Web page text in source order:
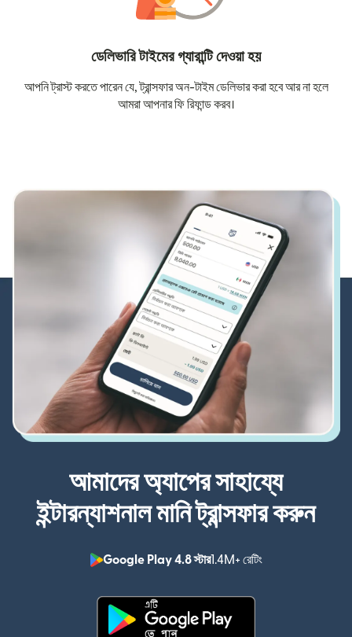
ডেলিভারি টাইমের গ্যারান্টি দেওয়া হয়
আপনি ট্রাস্ট করতে পারেন যে, ট্রান্সফার অন-টাইম ডেলিভার করা হবে আর না হলে
আমরা আপনার ফি রিফান্ড করব।
আমাদের অ্যাপের সাহায্যে
ইন্টারন্যাশনাল মানি ট্রান্সফার করুন
Google Play 4.8 স্টার1.4M+ রেটিং